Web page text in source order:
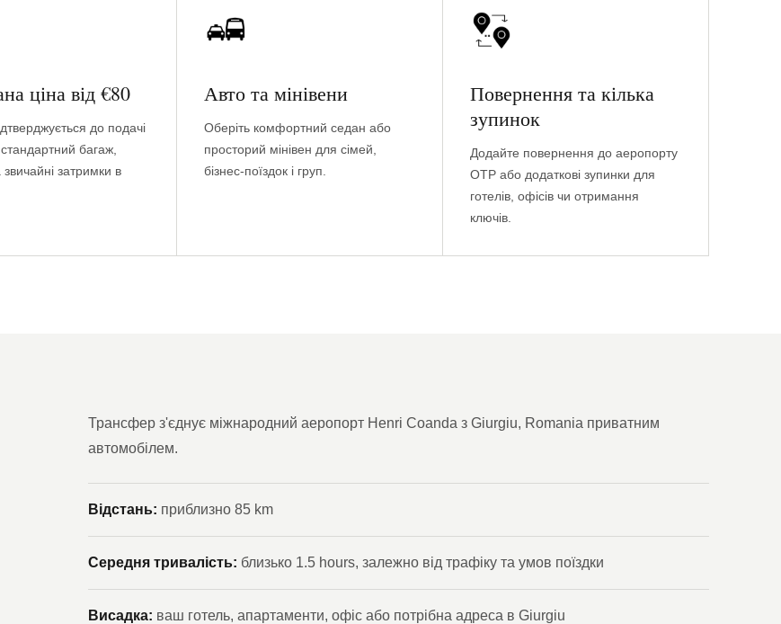
ціна від €80
до подачі
багаж,
звичайні затримки в
Авто та мінівени
Оберіть комфортний седан або
просторий мінівен для сімей,
бізнес-поїздок і груп.
Повернення та кілька
зупинок
Додайте повернення до аеропорту
OTP або додаткові зупинки для
готелів, офісів чи отримання
ключів.
Трансфер з'єднує міжнародний аеропорт Henri Coanda з Giurgiu, Romania приватним
автомобілем.
Відстань: приблизно 85 km
Середня тривалість: близько 1.5 hours, залежно від трафіку та умов поїздки
Висадка: ваш готель, апартаменти, офіс або потрібна адреса в Giurgiu